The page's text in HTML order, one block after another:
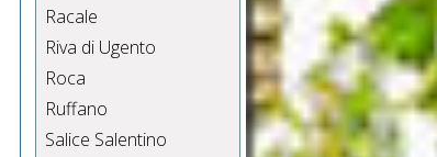
Racale
Riva di Ugento
Roca
Ruffano
Salice Salentino